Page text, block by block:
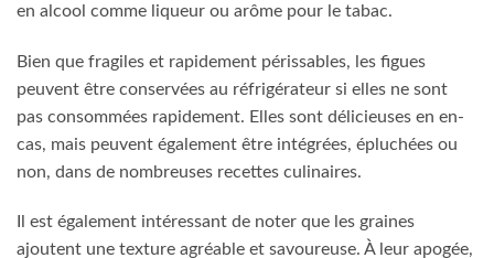
en alcool comme liqueur ou arôme pour le tabac.
Bien que fragiles et rapidement périssables, les figues
peuvent être conservées au réfrigérateur si elles ne sont
pas consommées rapidement. Elles sont délicieuses en en-
cas, mais peuvent également être intégrées, épluchées ou
non, dans de nombreuses recettes culinaires.
Il est également intéressant de noter que les graines
ajoutent une texture agréable et savoureuse. À leur apogée,